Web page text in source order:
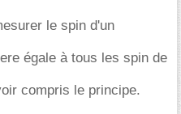
le spin d'un
égale à tous les spin de
compris le principe.